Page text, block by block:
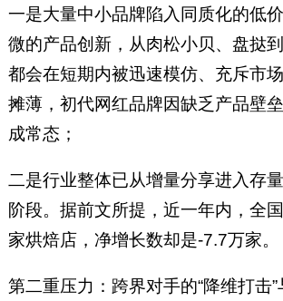
一是大量中小品牌陷入同质化的低
微的产品创新，从肉松小贝、盘挞到
都会在短期内被迅速模仿、充斥市
摊薄，初代网红品牌因缺乏产品壁
成常态；
二是行业整体已从增量分享进入存
阶段。据前文所提，近一年内，全
家烘焙店，净增长数却是-7.7万家。
第二重压力：跨界对手的“降维打击